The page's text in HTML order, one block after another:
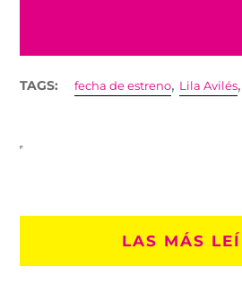
TAGS: fecha de estreno, Lila Avilés
LAS MÁS